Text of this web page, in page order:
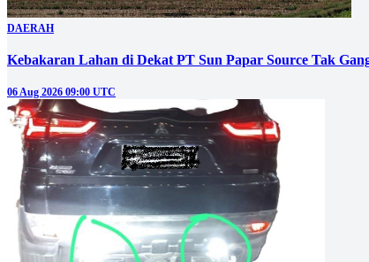
DAERAH
Kebakaran Lahan di Dekat PT Sun Papar Source Tak
06 Aug 2026 09:00 UTC